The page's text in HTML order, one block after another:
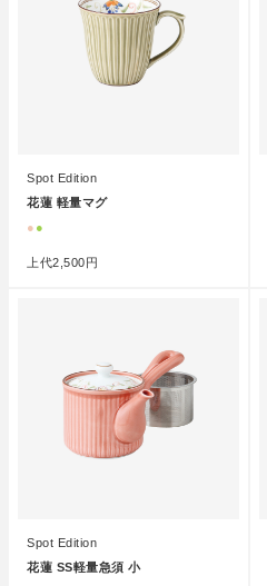
Spot Edition
花蓮 軽量マグ
● ●
上代2,500円
Spot Edition
花蓮 SS軽量急須 小